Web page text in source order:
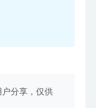
户分享，仅供